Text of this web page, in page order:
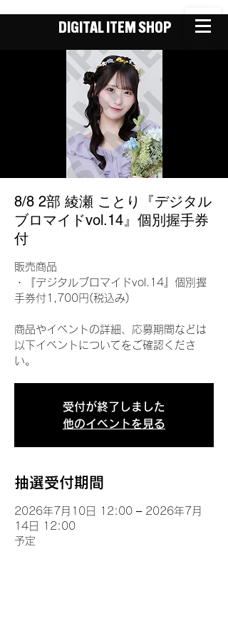
DIGITAL ITEM SHOP
8/8 2部 綾瀬 ことり『デジタル
ブロマイドvol.14』個別握手券
付
販売商品
・『デジタルブロマイドvol.14』個別握
手券付1,700円(税込み)
商品やイベントの詳細、応募期間などは
以下イベントについてをご確認くださ
い。
受付が終了しました
他のイベントを見る
抽選受付期間
2026年7月10日 12:00 – 2026年7月
14日 12:00
予定